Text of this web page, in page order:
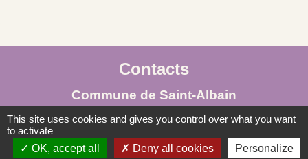
Contacts
Commune de Saint-Albain
Place de la Mairie
+33 3 85 27 90 80
This site uses cookies and gives you control over what you want
to activate
OK, accept all
Deny all cookies Personalize